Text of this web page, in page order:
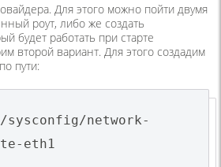
Для этого можно пойти двумя
роут, либо же создать
будет работать при старте
второй вариант. Для этого создадим
пути:
network-
eth1